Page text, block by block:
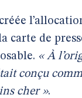
carte de
« À
conçu
cher ».